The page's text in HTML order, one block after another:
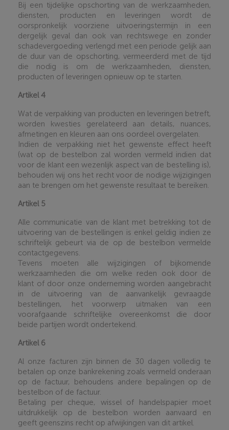
Bij een tijdelijke opschorting van de werkzaamheden,
diensten, producten en leveringen wordt de
oorspronkelijk voorziene uitvoeringstermijn in een
dergelijk geval dan ook van rechtswege en zonder
schadevergoeding verlengd met een periode gelijk aan
de duur van de opschorting, vermeerderd met de tijd
die nodig is om de werkzaamheden, diensten,
producten of leveringen opnieuw op te starten.
Artikel 4
Wat de verpakking van producten en leveringen betreft,
worden kwesties gerelateerd aan details, nuances,
afmetingen en kleuren aan ons oordeel overgelaten.
Indien de verpakking niet het gewenste effect heeft
(wat op de bestelbon zal worden vermeld indien dat
voor de klant een wezenlijk aspect van de bestelling is),
behouden wij ons het recht voor de nodige wijzigingen
aan te brengen om het gewenste resultaat te bereiken.
Artikel 5
Alle communicatie van de klant met betrekking tot de
uitvoering van de bestellingen is enkel geldig indien ze
schriftelijk gebeurt via de op de bestelbon vermelde
contactgegevens.
Tevens moeten alle wijzigingen of bijkomende
werkzaamheden die om welke reden ook door de
klant of door onze onderneming worden aangebracht
in de uitvoering van de aanvankelijk gevraagde
bestellingen, het voorwerp uitmaken van een
voorafgaande schriftelijke overeenkomst die door
beide partijen wordt ondertekend.
Artikel 6
Al onze facturen zijn binnen de 30 dagen volledig te
betalen op onze bankrekening zoals vermeld onderaan
op de factuur, behoudens andere bepalingen op de
bestelbon of de factuur.
Betaling per cheque, wissel of handelspapier moet
uitdrukkelijk op de bestelbon worden aanvaard en
geeft geenszins recht op afwijkingen van dit artikel.